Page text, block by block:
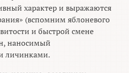
характер и выражаются
(вспомним яблоневого
и быстрой смене
наносимый
личинками.